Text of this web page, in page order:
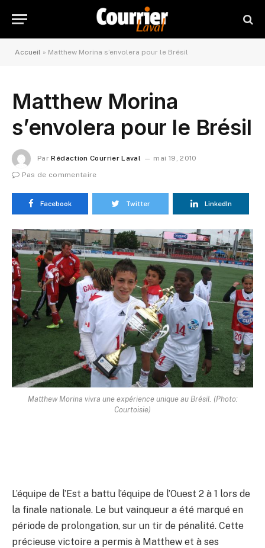
Accueil » Matthew Morina s’envolera pour le Brésil
Matthew Morina
s’envolera pour le Brésil
Par Rédaction Courrier Laval
mai 19, 2010
Pas de commentaire
Facebook Twitter LinkedIn
Matthew Morina vivra une expérience unique au Brésil. (Photo:
Courtoisie)
L’équipe de l’Est a battu l’équipe de l’Ouest 2 à 1 lors de
la finale nationale. Le but vainqueur a été marqué en
période de prolongation, sur un tir de pénalité. Cette
précieuse victoire a permis à Matthew et à ses